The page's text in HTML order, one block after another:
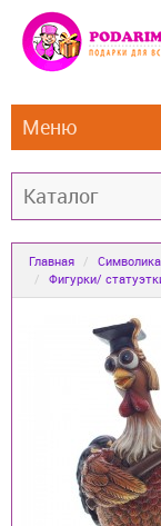
Меню
Каталог
Главная
Фигурки/